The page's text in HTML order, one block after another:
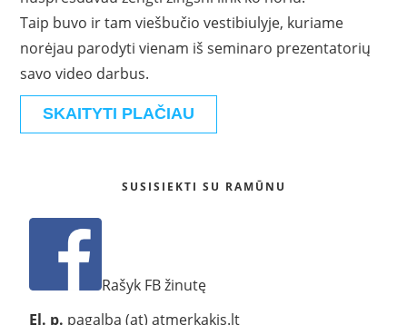
Taip buvo ir tam viešbučio vestibiulyje, kuriame
norėjau parodyti vienam iš seminaro prezentatorių
savo video darbus.
SKAITYTI PLAČIAU
SUSISIEKTI SU RAMŪNU
Rašyk FB žinutę
El. p. pagalba (at) atmerkakis.lt